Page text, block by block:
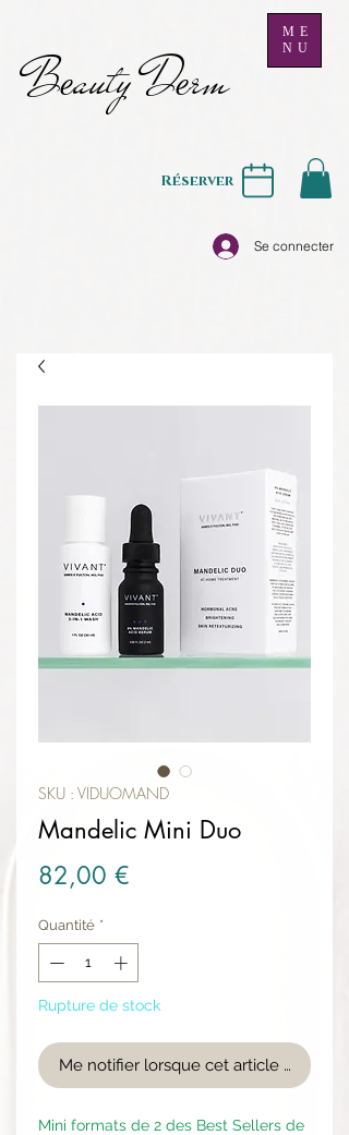
Beauty Derm
ME
NU
Se connecter
Réserver
SKU : VIDUOMAND
Mandelic Mini Duo
82,00 €
Quantité *
Rupture de stock
Me notifier lorsque cet article est
Mini formats de 2 des Best Sellers de